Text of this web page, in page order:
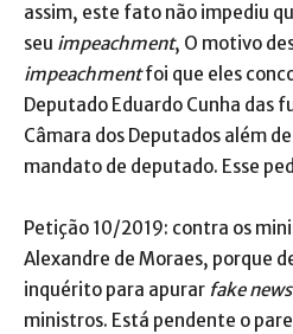
assim, este fato não impediu
seu impeachment, O motivo
impeachmentfoi que eles
Deputado Eduardo Cunha das
Câmara dos Deputados além
mandato de deputado. Esse
Petição 10/2019: contra os
Alexandre de Moraes, porque
inquérito para apurar fake news
ministros. Está pendente o